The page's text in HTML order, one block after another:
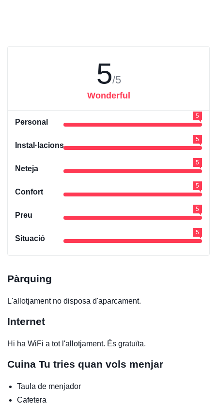
5/5
Wonderful
Personal
5
Instal·lacions
5
Neteja
5
Confort
5
Preu
5
Situació
5
Pàrquing
L'allotjament no disposa d'aparcament.
Internet
Hi ha WiFi a tot l'allotjament. És gratuïta.
Cuina Tu tries quan vols menjar
Taula de menjador
Cafetera